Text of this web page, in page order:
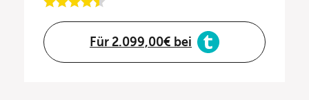
Für 2.099,00€ bei